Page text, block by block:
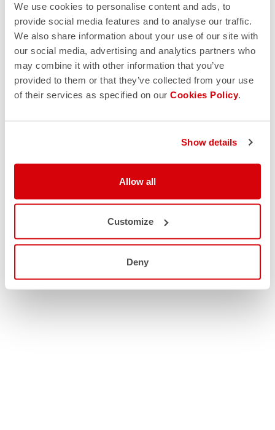
We use cookies to personalise content and ads, to
provide social media features and to analyse our traffic.
We also share information about your use of our site with
our social media, advertising and analytics partners who
may combine it with other information that you’ve
provided to them or that they’ve collected from your use
of their services as specified on our Cookies Policy.
Show details
Allow all
Customize
Deny